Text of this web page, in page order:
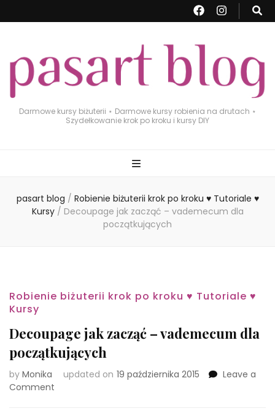
Darmowe kursy biżuterii ⋆ Darmowe kursy robienia na drutach ⋆
Szydełkowanie krok po kroku i kursy DIY
pasart blog / Robienie biżuterii krok po kroku ♥ Tutoriale ♥
Kursy / Decoupage jak zacząć – vademecum dla
początkujących
Robienie biżuterii krok po kroku ♥ Tutoriale ♥
Kursy
Decoupage jak zacząć – vademecum dla
początkujących
by Monika updated on 19 października 2015
Leave a
Comment